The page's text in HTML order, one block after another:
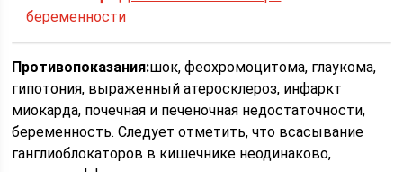
беременности
Противопоказания:шок, феохромоцитома, глаукома,
гипотония, выраженный атеросклероз, инфаркт
миокарда, почечная и печеночная недостаточности,
беременность. Следует отметить, что всасывание
ганглиоблокаторов в кишечнике неодинаково,